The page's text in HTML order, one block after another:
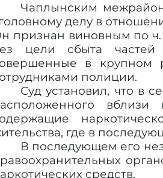
Чаплынским
делу в
признан виновным по ч.
цели сбыта частей
в крупном
полиции.
Суд установил, что в
где в
В последующем его
средств.